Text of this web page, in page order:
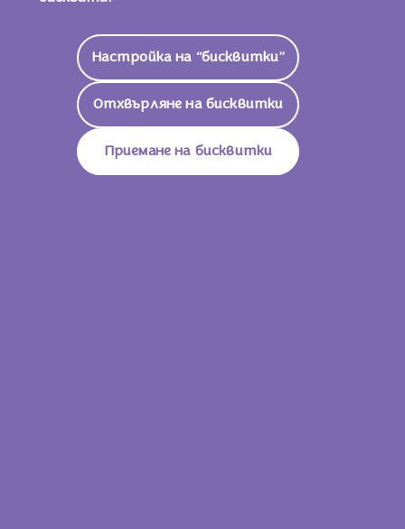
От Които Наситени
Мастни Киселини
15g
Въглехидрати 57g
От Които Захари 53g
Настройка на “бисквитки”
Отхвърляне на бисквитки
Приемане на бисквитки